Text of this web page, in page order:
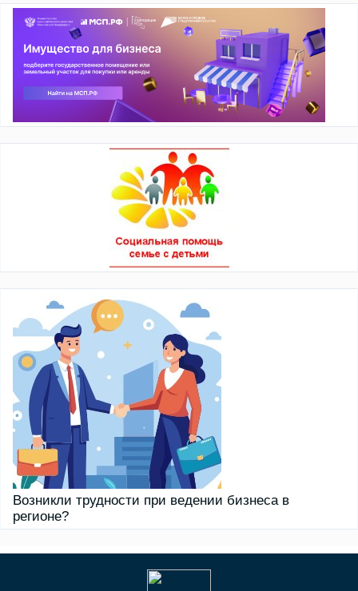
Возникли трудности при ведении бизнеса в
регионе?